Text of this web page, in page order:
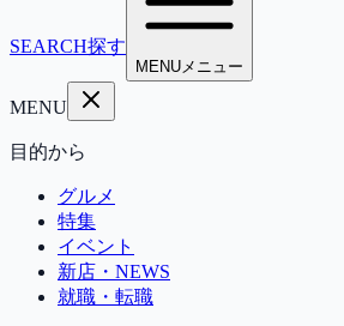
SEARCH探す
MENUメニュー
MENU
目的から
グルメ
特集
イベント
新店・NEWS
就職・転職